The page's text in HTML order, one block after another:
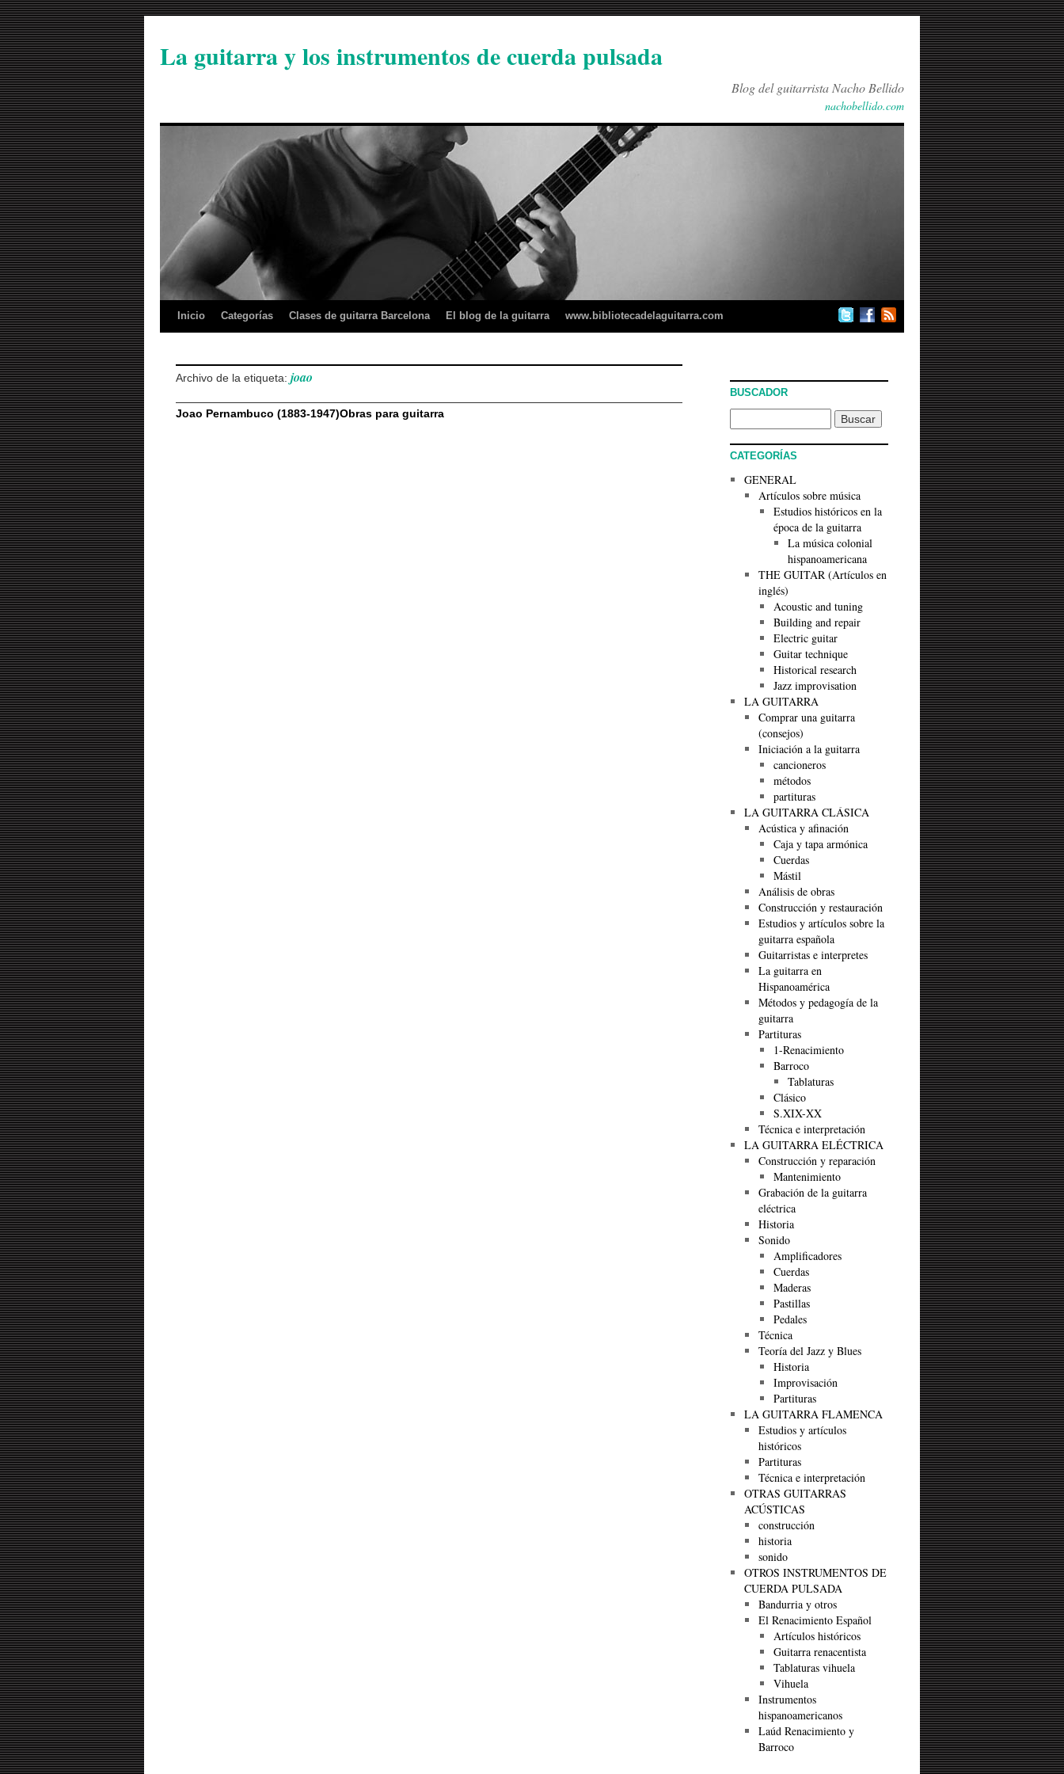
La guitarra y los instrumentos de cuerda pulsada
Blog del guitarrista Nacho Bellido
nachobellido.com
Inicio Categorías Clases de guitarra Barcelona El blog de la guitarra www.bibliotecadelaguitarra.com
Archivo de la etiqueta: joao
Joao Pernambuco (1883-1947)Obras para guitarra
BUSCADOR
CATEGORÍAS
GENERAL
Artículos sobre música
Estudios históricos en la
época de la guitarra
La música colonial
hispanoamericana
THE GUITAR (Artículos en
inglés)
Acoustic and tuning
Building and repair
Electric guitar
Guitar technique
Historical research
Jazz improvisation
LA GUITARRA
Comprar una guitarra
(consejos)
Iniciación a la guitarra
cancioneros
métodos
partituras
LA GUITARRA CLÁSICA
Acústica y afinación
Caja y tapa armónica
Cuerdas
Mástil
Análisis de obras
Construcción y restauración
Estudios y artículos sobre la
guitarra española
Guitarristas e interpretes
La guitarra en
Hispanoamérica
Métodos y pedagogía de la
guitarra
Partituras
1-Renacimiento
Barroco
Tablaturas
Clásico
S.XIX-XX
Técnica e interpretación
LA GUITARRA ELÉCTRICA
Construcción y reparación
Mantenimiento
Grabación de la guitarra
eléctrica
Historia
Sonido
Amplificadores
Cuerdas
Maderas
Pastillas
Pedales
Técnica
Teoría del Jazz y Blues
Historia
Improvisación
Partituras
LA GUITARRA FLAMENCA
Estudios y artículos
históricos
Partituras
Técnica e interpretación
OTRAS GUITARRAS
ACÚSTICAS
construcción
historia
sonido
OTROS INSTRUMENTOS DE
CUERDA PULSADA
Bandurria y otros
El Renacimiento Español
Artículos históricos
Guitarra renacentista
Tablaturas vihuela
Vihuela
Instrumentos
hispanoamericanos
Laúd Renacimiento y
Barroco